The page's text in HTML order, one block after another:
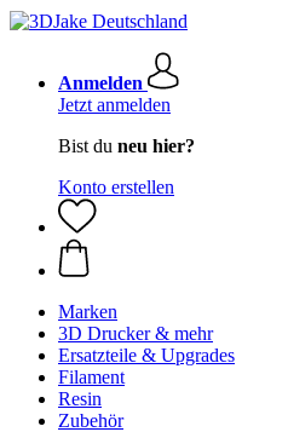
Anmelden
Jetzt anmelden
Bist du neu hier?
Konto erstellen
Marken
3D Drucker & mehr
Ersatzteile & Upgrades
Filament
Resin
Zubehör